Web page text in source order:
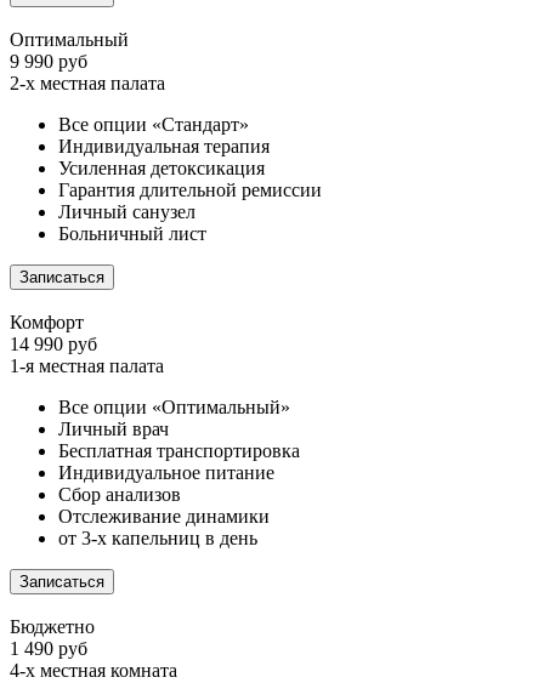
Оптимальный
9 990 руб
2-х местная палата
Все опции «Стандарт»
Индивидуальная терапия
Усиленная детоксикация
Гарантия длительной ремиссии
Личный санузел
Больничный лист
Записаться
Комфорт
14 990 руб
1-я местная палата
Все опции «Оптимальный»
Личный врач
Бесплатная транспортировка
Индивидуальное питание
Сбор анализов
Отслеживание динамики
от 3-х капельниц в день
Записаться
Бюджетно
1 490 руб
4-х местная комната